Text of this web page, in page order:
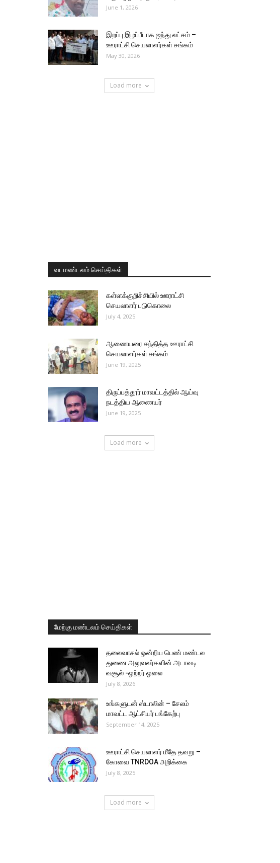
June 1, 2026
இறப்பு இழப்பீடாக ஐந்து லட்சம் –
ஊராட்சி செயலாளர்கள் சங்கம்
May 30, 2026
Load more
வடமண்டலம் செய்திகள்
கள்ளக்குறிச்சியில் ஊராட்சி
செயலாளர் படுகொலை
July 4, 2025
ஆணையரை சந்தித்த ஊராட்சி
செயலாளர்கள் சங்கம்
June 19, 2025
திருப்பத்தூர் மாவட்டத்தில் ஆய்வு
நடத்திய ஆணையர்
June 19, 2025
Load more
மேற்கு மண்டலம் செய்திகள்
தலைவாசல் ஒன்றிய பெண் மண்டல
துணை அலுவலர்களின் அடாவடி
வசூல் -ஒற்றர் ஓலை
July 8, 2026
உங்களுடன் ஸ்டாலின் – சேலம்
மாவட்ட ஆட்சியர் பங்கேற்பு
September 14, 2025
ஊராட்சி செயலாளர் மீதே தவறு –
கோவை TNRDOA அறிக்கை
July 8, 2025
Load more